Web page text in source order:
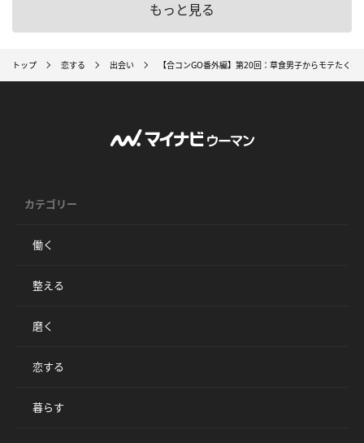
もっと見る
トップ 恋する 出会い 【合コンGO番外編】第20回：草食男子からモテたくば
カテゴリー
働く
整える
磨く
恋する
暮らす